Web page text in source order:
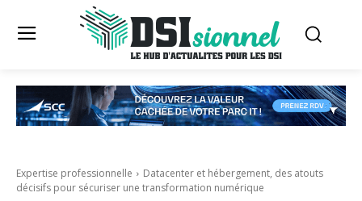
Expertise professionnelle
Datacenter et hébergement, des atouts
décisifs pour sécuriser une transformation numérique